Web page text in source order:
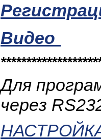
Видео
Для
через